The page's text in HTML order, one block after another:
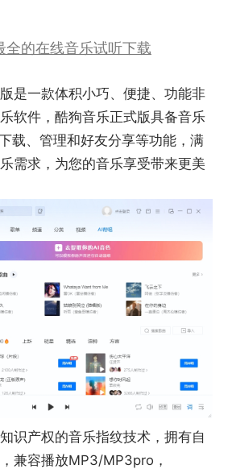
全的在线音乐试听下载
一款体积小巧、便捷、功能非
软件，酷狗音乐正式版具备音乐
载、管理和好友分享等功能，满
需求，为您的音乐享受带来更美
产权的音乐指纹技术，拥有自
兼容播放MP3/MP3pro，